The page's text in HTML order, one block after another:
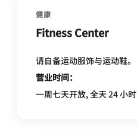
健康
Fitness Center
请自备运动服饰与运动鞋。
营业时间：
一周七天开放, 全天 24 小时